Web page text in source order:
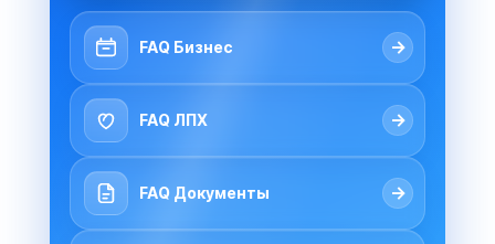
FAQ Бизнес →
FAQ ЛПХ →
FAQ Документы →